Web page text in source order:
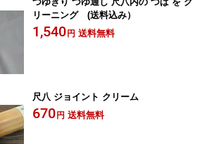
リーニング (送料込み）
1,540 円 送料無料
尺八 ジョイント クリーム
670 円 送料無料